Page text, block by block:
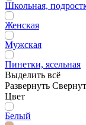
Школьная,
Женская
Мужская
Пинетки, ясельная
Выделить всё
Развернуть
Цвет
Белый